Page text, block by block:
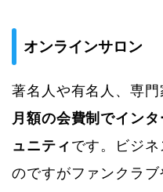
オンラインサロン
著名人や有名人、専
月額の会費制でイン
ュニティ です。ビジ
のですがファンクラ